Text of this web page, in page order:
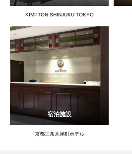
KIMPTON SHINJUKU TOKYO
宿泊施設
京都三条木屋町ホテル